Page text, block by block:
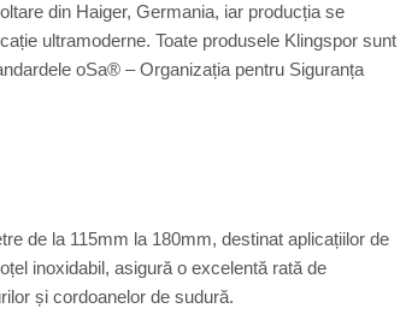
din Haiger, Germania, iar producția se
ultramoderne. Toate produsele Klingspor sunt
oSa® – Organizația pentru Siguranța
de la 115mm la 180mm, destinat aplicațiilor de
inoxidabil, asigură o excelentă rată de
și cordoanelor de sudură.